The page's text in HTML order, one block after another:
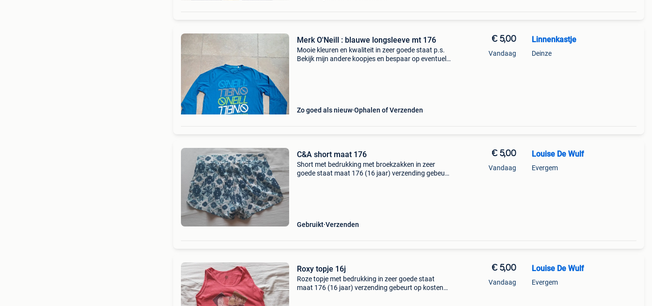
Merk O'Neill : blauwe longsleeve mt 176
Mooie kleuren en kwaliteit in zeer goede staat p.s.
Bekijk mijn andere koopjes en bespaar op eventuele
Zo goed als nieuw Ophalen of Verzenden
€ 5,00
Vandaag
Linnenkastje
Deinze
C&A short maat 176
Short met bedrukking met broekzakken in zeer
goede staat maat 176 (16 jaar) verzending gebeurt
Gebruikt Verzenden
€ 5,00
Vandaag
Louise De Wulf
Evergem
Roxy topje 16j
Roze topje met bedrukking in zeer goede staat
maat 176 (16 jaar) verzending gebeurt op kosten
€ 5,00
Vandaag
Louise De Wulf
Evergem